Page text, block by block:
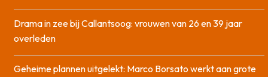
Drama in zee bij Callantsoog: vrouwen van 26 en 39 jaar
overleden
Geheime plannen uitgelekt: Marco Borsato werkt aan grote